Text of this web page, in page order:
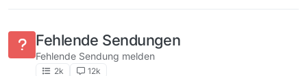
Fehlende Sendungen
Fehlende Sendung melden
2k
12k